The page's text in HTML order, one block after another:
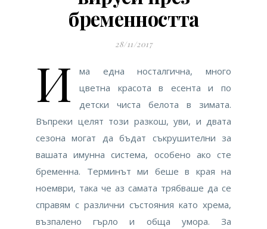
бременността
28/11/2017
И
ма една носталгична, много
цветна красота в есента и по
детски чиста белота в зимата.
Въпреки целят този разкош, уви, и двата
сезона могат да бъдат съкрушителни за
вашата имунна система, особено ако сте
бременна. Терминът ми беше в края на
ноември, така че аз самата трябваше да се
справям с различни състояния като хрема,
възпалено гърло и обща умора. За